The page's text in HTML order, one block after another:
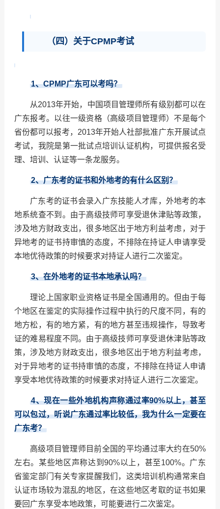
（四）关于CPMP考试
1、CPMP广东可以考吗？
从2013年开始，中国项目管理师所有级别都可以在
广东报考。以往一级资格（高级项目管理师）不是每个
省份都可以报考，2013年开始人社部批准广东开展试点
考试，我院是第一批试点培训认证机构，可提供报名受
理、培训、认证等一条龙服务。
2、广东考的证书和外地考的有什么区别？
广东考的证书会录入广东技能人才库，外地考的本
地系统查不到。由于高级技师可享受退休津贴等政策，
涉及地方财政支出，很多地区出于地方利益考虑，对于
异地考的证书持审慎的态度，不排除在持证人申请享受
本地优待政策的时候要求对持证人进行二次鉴定。
3、在外地考的证书本地承认吗？
理论上国家职业资格证书是全国通用的。但由于每
个地区在鉴定的实际操作过程中执行的尺度不同，有的
地方松，有的地方紧，有的地方甚至违规操作，导致考
证的难易程度不同。由于高级技师可享受退休津贴等政
策，涉及地方财政支出，很多地区出于地方利益考虑，
对于异地考的证书持审慎的态度，不排除在持证人申请
享受本地优待政策的时候要求对持证人进行二次鉴定。
4、现在一些外地机构声称通过率90%以上，甚至
可以包过，听说广东通过率比较低，我为什么一定要在
广东考？
高级项目管理师目前全国的平均通过率大约在50%
左右。某些地区声称达到90%以上，甚至100%。广东
省鉴定部门有关专家提醒我们，这类培训机构通常来自
认证市场较为混乱的地区，在这些地区考取的证书如果
要回广东享受本地政策，可能要进行二次鉴定。